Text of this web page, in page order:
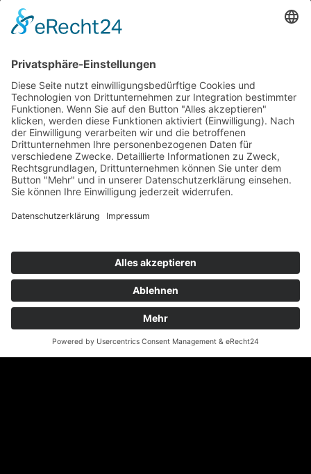
zu Geburtstagen oder Valentinstag.
DIE ORCHIDEE:
Auch Orchideen werden gerne verschenkt. Sie
symbolisiert Sehnsucht, Leidenschaft, Fruchtbarkeit,
Schönheit und Reichtum. Sie ist die perfekte Blume um
„Du bist traumhaft schön“ zu sagen.
DIE NELKE:
Auch die Nelke zählt zu den beliebtesten Schnittblumen
weiße für ewige Treue und rosa für innige Liebe. Aus
diesem Grund eignen sie sich am besten, in vielen
Anlässen wie Valentinstag, Geburtstag oder zur ersten
Verabredung zu schenken.
Nichts ist schöner, als die Freude über ein
unerwartetes Blumengeschenk von demSugardaddy
Dies schätzen die Sugarbabes sehr. Und eines solltest